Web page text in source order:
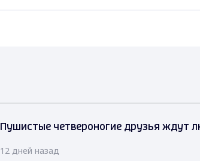
Пушистые четвероногие друзья ждут
12 дней назад